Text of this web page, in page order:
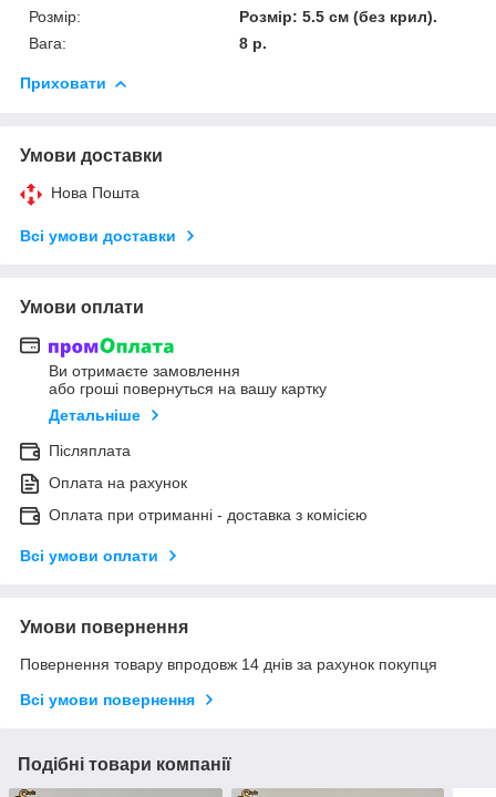
Розмір:
Розмір: 5.5 см (без крил).
Вага:
8 р.
Приховати
Умови доставки
Нова Пошта
Всі умови доставки
Умови оплати
Ви отримаєте замовлення
або гроші повернуться на вашу картку
Детальніше
Післяплата
Оплата на рахунок
Оплата при отриманні - доставка з комісією
Всі умови оплати
Умови повернення
Повернення товару впродовж 14 днів за рахунок покупця
Всі умови повернення
Подібні товари компанії